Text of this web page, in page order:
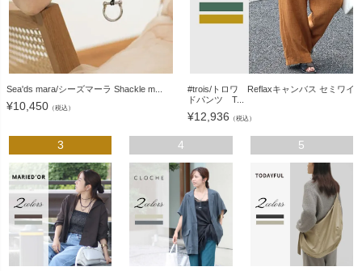
Sea'ds mara/シーズマーラ Shackle m...
¥10,450 （税込）
#trois/トロワ Reflaxキャンバス セミワイ
ドパンツ T...
¥12,936 （税込）
3 4 5